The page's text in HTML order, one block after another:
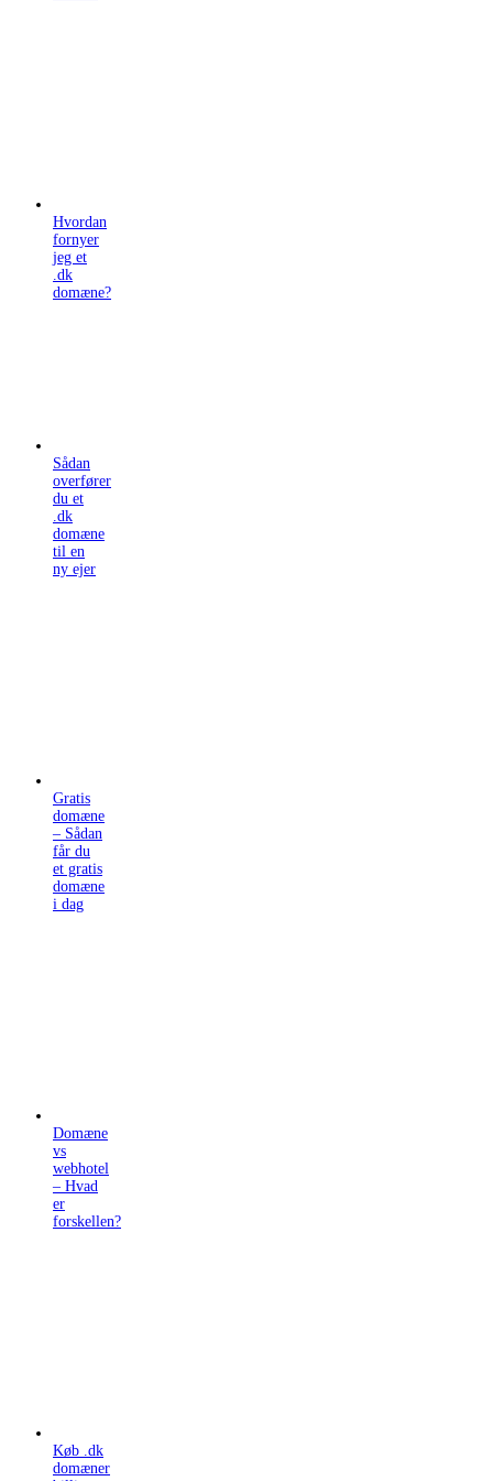
Hvordan
fornyer
jeg et
.dk
domæne?
Sådan
overfører
du et
.dk
domæne
til en
ny ejer
Gratis
domæne
– Sådan
får du
et gratis
domæne
i dag
Domæne
vs
webhotel
– Hvad
er
forskellen?
Køb .dk
domæner